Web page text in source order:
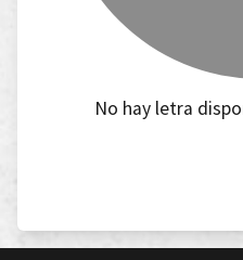
No hay letra